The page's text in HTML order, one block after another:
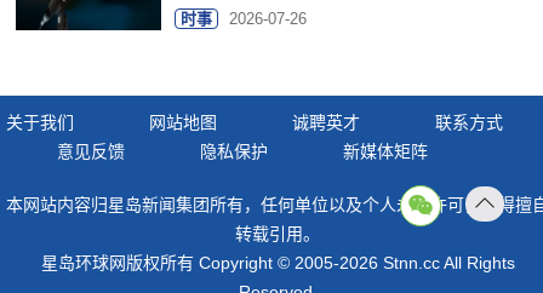
时事 2026-07-26
关于我们 网站地图 诚聘英才
联系方式
意见反馈
隐私保护 新媒体矩阵
本网站内容归星岛新闻集团所有，任何单位以及个人未经许可，不得擅
转载引用。
星岛环球网版权所有 Copyright © 2005-2026 Stnn.cc All Rights
顶部